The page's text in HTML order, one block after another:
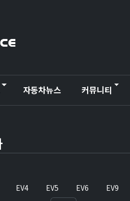
자동차뉴스 커뮤니티
EV4 EV5 EV6 EV9